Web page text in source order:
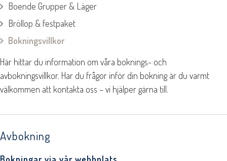
Boende Grupper & Läger
Bröllop & festpaket
Bokningsvillkor
Här hittar du information om våra boknings- och
avbokningsvillkor. Har du frågor inför din bokning är du varmt
välkommen att kontakta oss – vi hjälper gärna till.
Avbokning